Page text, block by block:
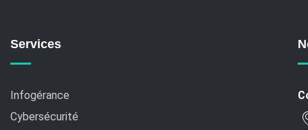
Services
Infogérance
Cybersécurité